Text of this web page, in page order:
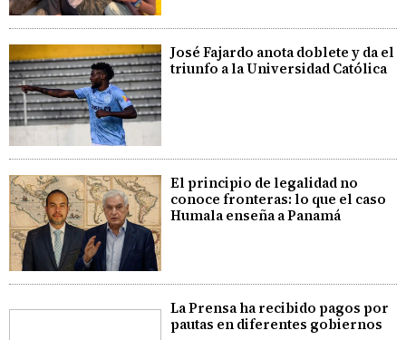
José Fajardo anota doblete y da el
triunfo a la Universidad Católica
El principio de legalidad no
conoce fronteras: lo que el caso
Humala enseña a Panamá
La Prensa ha recibido pagos por
pautas en diferentes gobiernos